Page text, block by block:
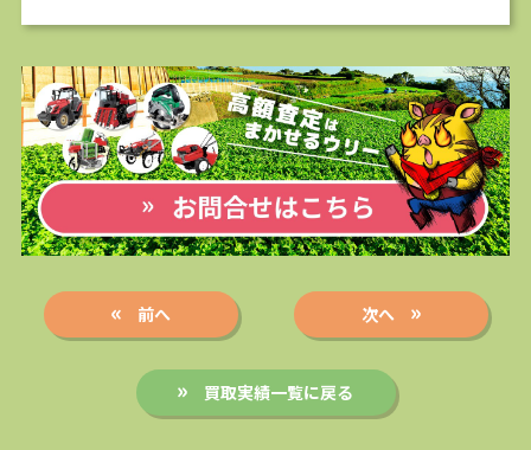
前へ 次へ
買取実績一覧に戻る